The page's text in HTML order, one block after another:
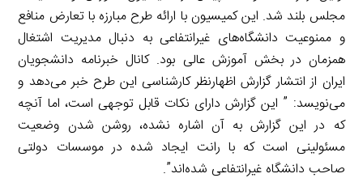
مجلس بلند شد. این کمیسیون با ارائه طرح مبارزه با تعارض منافع
و ممنوعیت دانشگاه‌های غیرانتفاعی به دنبال مدیریت اشتغال
همزمان در بخش آموزش عالی بود. کانال خبرنامه دانشجویان
ایران از انتشار گزارش اظهارنظر کارشناسی این طرح خبر می‌دهد و
می‌نویسد: ” این گزارش دارای نکات قابل توجهی است، اما آنچه
که در این گزارش به آن اشاره نشده، روشن شدن وضعیت
مسئولینی است که با رانت ایجاد شده در موسسات دولتی
صاحب دانشگاه غیرانتفاعی شده‌اند”.